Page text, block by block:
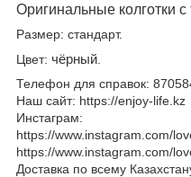
Оригинальные колготки с
Размер: стандарт.
Цвет: чёрный
Телефон для справок:
Наш сайт: https://enjoy-life.kz
Инстаграм:
https://www.instagram.com/
https://www.instagram.com/
Доставка по всему